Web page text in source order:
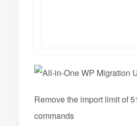
Remove the import limit of
commands